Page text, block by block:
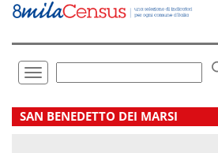
Vai
direttamente
Toggle
navigation
.
SAN BENEDETTO DEI MARSI